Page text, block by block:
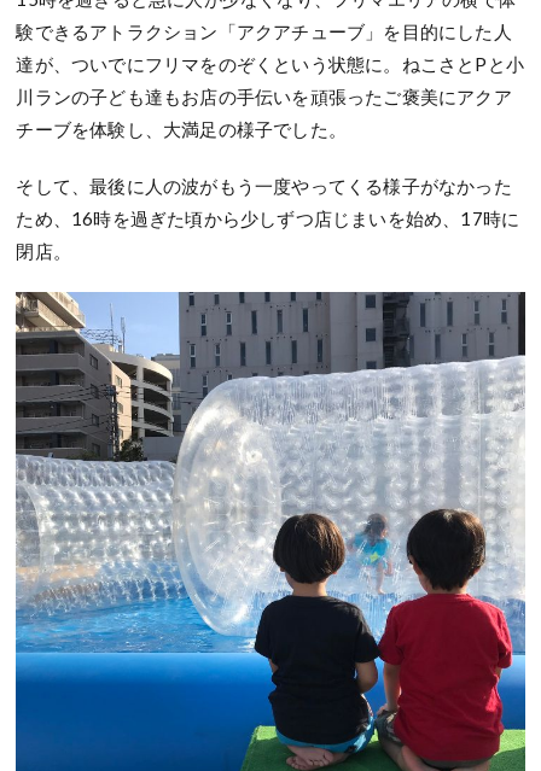
験できるアトラクション「アクアチューブ」を目的にした人
達が、ついでにフリマをのぞくという状態に。ねこさとPと小
川ランの子ども達もお店の手伝いを頑張ったご褒美にアクア
チーブを体験し、大満足の様子でした。
そして、最後に人の波がもう一度やってくる様子がなかった
ため、16時を過ぎた頃から少しずつ店じまいを始め、17時に
閉店。